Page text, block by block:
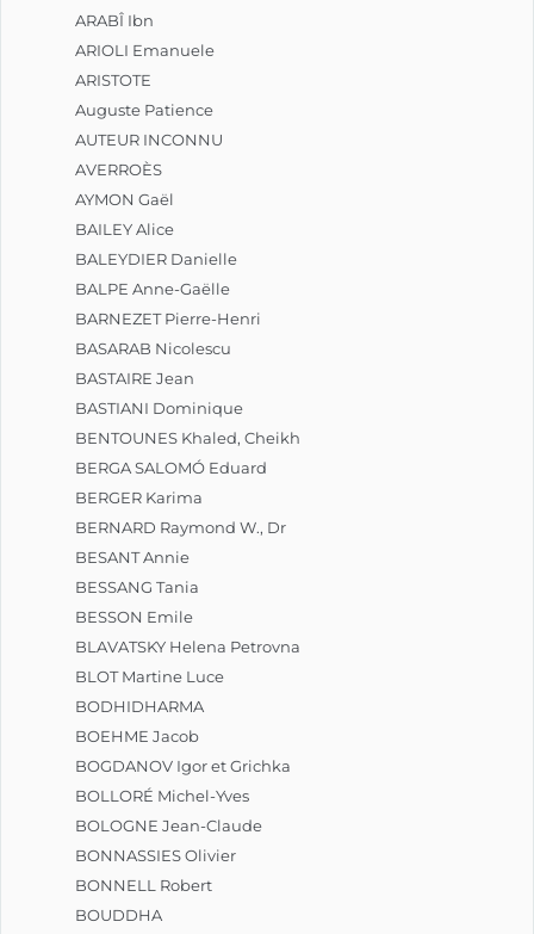
propres compositions et
arrangements pour orgue, musique
de chambre et orchestre, et enregistre
ARABÎ Ibn
ARIOLI Emanuele
ARISTOTE
Auguste Patience
AUTEUR INCONNU
AVERROÈS
AYMON Gaël
BAILEY Alice
BALEYDIER Danielle
BALPE Anne-Gaëlle
BARNEZET Pierre-Henri
BASARAB Nicolescu
BASTAIRE Jean
BASTIANI Dominique
BENTOUNES Khaled, Cheikh
BERGA SALOMÓ Eduard
BERGER Karima
BERNARD Raymond W., Dr
BESANT Annie
BESSANG Tania
BESSON Emile
BLAVATSKY Helena Petrovna
BLOT Martine Luce
BODHIDHARMA
BOEHME Jacob
BOGDANOV Igor et Grichka
BOLLORÉ Michel-Yves
BOLOGNE Jean-Claude
BONNASSIES Olivier
BONNELL Robert
BOUDDHA